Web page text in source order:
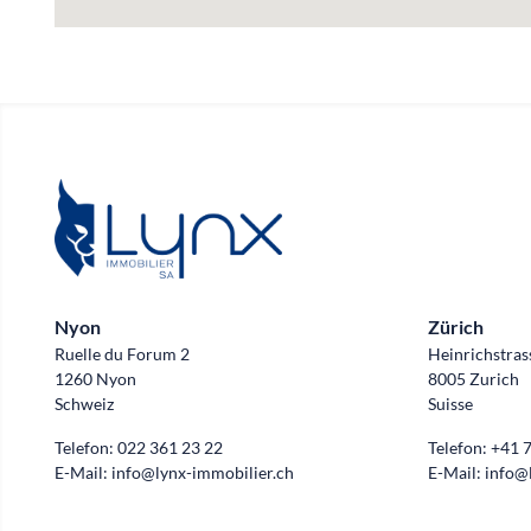
Nyon
Ruelle du Forum 2
1260 Nyon
Schweiz
Telefon: 022 361 23 22
E-Mail: info@lynx-immobilier.ch
Zürich
8005 Zurich
Suisse
Telefon: +41
E-Mail: